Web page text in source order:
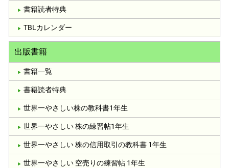
書籍読者特典
TBLカレンダー
出版書籍
書籍一覧
書籍読者特典
世界一やさしい株の教科書1年生
世界一やさしい 株の練習帖1年生
世界一やさしい 株の信用取引の教科書 1年生
世界一やさしい 空売りの練習帖 1年生